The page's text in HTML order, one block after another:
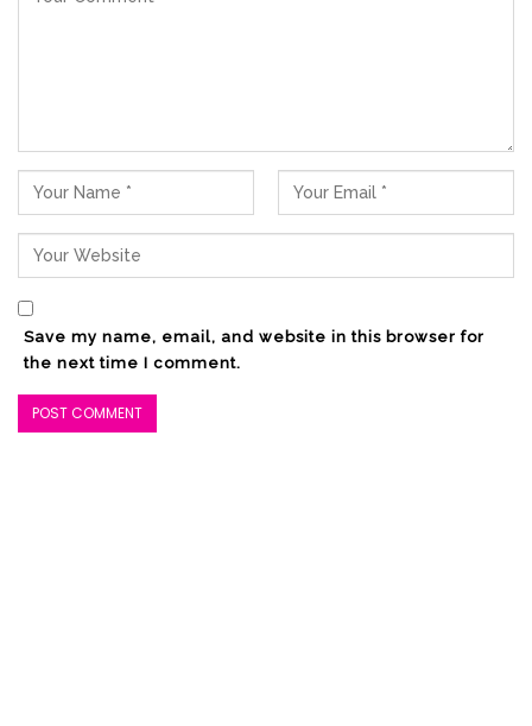
“Kita harus berani berpikir jangka panjang.
Pemerintahan itu bukan hanya soal hari ini,
tapi tentang menyiapkan Bolsel untuk 10–
(Advertorial)
Save my name, email, and website in this browser for
the next time I comment.